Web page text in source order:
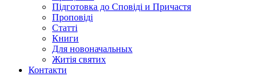
Підготовка до Сповіді и Причастя
Проповіді
Статті
Книги
Для новоначальных
Житія святих
Контакти